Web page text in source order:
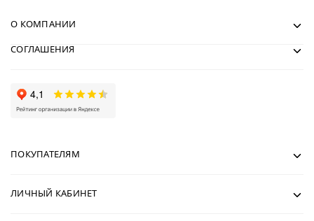
О КОМПАНИИ
СОГЛАШЕНИЯ
ПОКУПАТЕЛЯМ
ЛИЧНЫЙ КАБИНЕТ